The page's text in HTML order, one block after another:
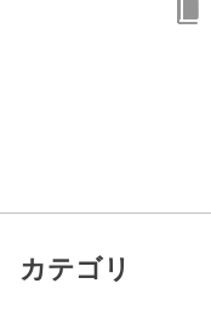
カテゴリ